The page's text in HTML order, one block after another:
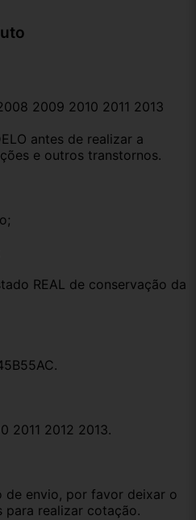
2009 2010 2011 2013
antes de realizar a
e outros transtornos.
REAL de conservação da
2011 2012 2013.
de envio, por favor deixar o
para realizar cotação.